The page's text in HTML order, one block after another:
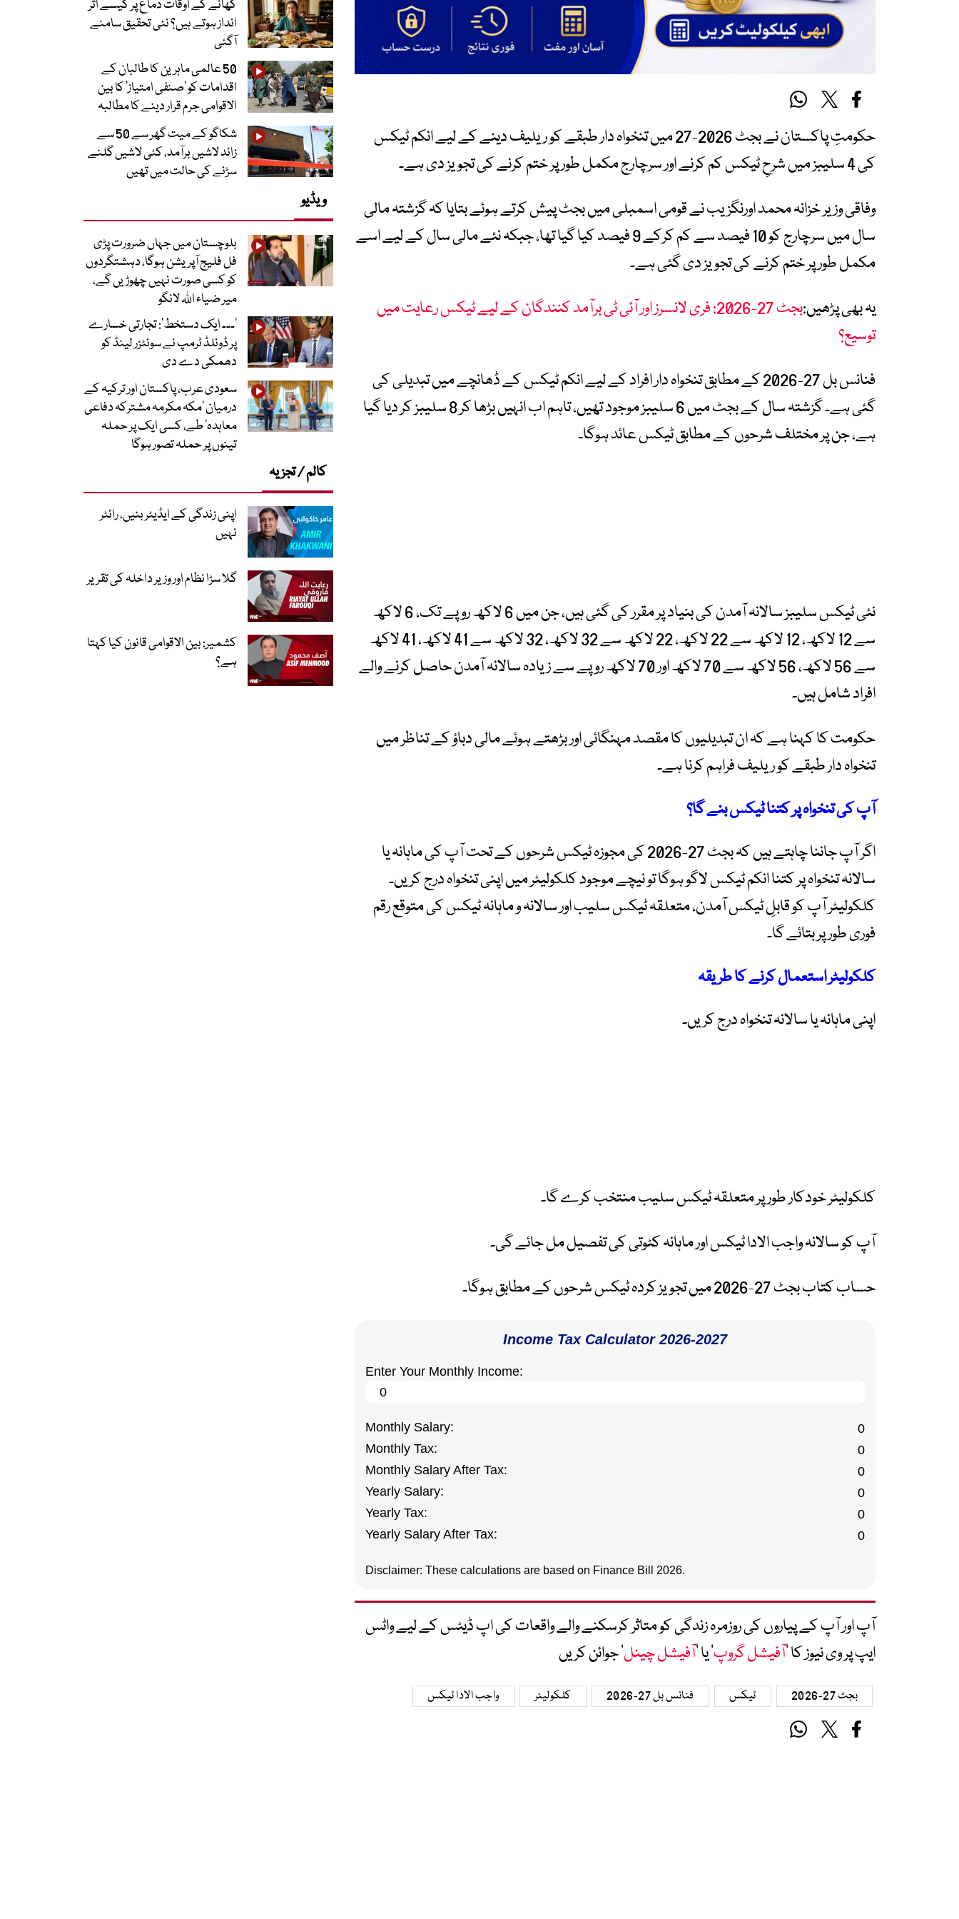
حکومتِ پاکستان نے بجٹ 2026-27 میں تنخواہ دار طبقے کو ریلیف دینے کے لیے انکم ٹیکس
کی 4 سلیبز میں شرحِ ٹیکس کم کرنے اور سرچارج مکمل طور پر ختم کرنے کی تجویز دی ہے۔
وفاقی وزیر خزانہ محمد اورنگزیب نے قومی اسمبلی میں بجٹ پیش کرتے ہوئے بتایا کہ گزشتہ مالی
سال میں سرچارج کو 10 فیصد سے کم کرکے 9 فیصد کیا گیا تھا، جبکہ نئے مالی سال کے لیے اسے
مکمل طور پر ختم کرنے کی تجویز دی گئی ہے۔
یہ بھی پڑھیں:
بجٹ 27-2026: فری لانسرز اور آئی ٹی برآمد کنندگان کے لیے ٹیکس رعایت میں
توسیع؟
فنانس بل 27-2026 کے مطابق تنخواہ دار افراد کے لیے انکم ٹیکس کے ڈھانچے میں تبدیلی کی
گئی ہے۔ گزشتہ سال کے بجٹ میں 6 سلیبز موجود تھیں، تاہم اب انہیں بڑھا کر 8 سلیبز کر دیا گیا
ہے، جن پر مختلف شرحوں کے مطابق ٹیکس عائد ہوگا۔
نئی ٹیکس سلیبز سالانہ آمدن کی بنیاد پر مقرر کی گئی ہیں، جن میں 6 لاکھ روپے تک، 6 لاکھ
سے 12 لاکھ، 12 لاکھ سے 22 لاکھ، 22 لاکھ سے 32 لاکھ، 32 لاکھ سے 41 لاکھ، 41 لاکھ
سے 56 لاکھ، 56 لاکھ سے 70 لاکھ اور 70 لاکھ روپے سے زیادہ سالانہ آمدن حاصل کرنے والے
افراد شامل ہیں۔
حکومت کا کہنا ہے کہ ان تبدیلیوں کا مقصد مہنگائی اور بڑھتے ہوئے مالی دباؤ کے تناظر میں
تنخواہ دار طبقے کو ریلیف فراہم کرنا ہے۔
آپ کی تنخواہ پر کتنا ٹیکس بنے گا؟
اگر آپ جاننا چاہتے ہیں کہ بجٹ 27-2026 کی مجوزہ ٹیکس شرحوں کے تحت آپ کی ماہانہ یا
سالانہ تنخواہ پر کتنا انکم ٹیکس لاگو ہوگا تو نیچے موجود کلکولیٹر میں اپنی تنخواہ درج کریں۔
کلکولیٹر آپ کو قابلِ ٹیکس آمدن، متعلقہ ٹیکس سلیب اور سالانہ و ماہانہ ٹیکس کی متوقع رقم
فوری طور پر بتائے گا۔
کلکولیٹر استعمال کرنے کا طریقہ
اپنی ماہانہ یا سالانہ تنخواہ درج کریں۔
کلکولیٹر خودکار طور پر متعلقہ ٹیکس سلیب منتخب کرے گا۔
آپ کو سالانہ واجب الادا ٹیکس اور ماہانہ کٹوتی کی تفصیل مل جائے گی۔
حساب کتاب بجٹ 27-2026 میں تجویز کردہ ٹیکس شرحوں کے مطابق ہوگا۔
Income Tax Calculator 2026-2027
Enter Your Monthly Income:
Monthly Salary:
0
Monthly Tax:
0
Monthly Salary After Tax:
0
Yearly Salary:
0
Yearly Tax:
0
Yearly Salary After Tax:
0
Disclaimer: These calculations are based on Finance Bill 2026.
آپ اور آپ کے پیاروں کی روزمرہ زندگی کو متاثر کرسکنے والے واقعات کی اپ ڈیٹس کے لیے واٹس
ایپ پر وی نیوز کا ’آفیشل گروپ‘ یا ’آفیشل چینل‘ جوائن کریں
بجٹ 27-2026 ٹیکس فنانس بل 27-2026 کلکولیٹر واجب الادا ٹیکس
کھانے کے اوقات دماغ پر کیسے اثر
انداز ہوتے ہیں؟ نئی تحقیق سامنے
آگئی
50 عالمی ماہرین کا طالبان کے
اقدامات کو ’صنفی امتیاز‘ کا بین
الاقوامی جرم قرار دینے کا مطالبہ
شکاگو کے میت گھر سے 50 سے
زائد لاشیں برآمد، کئی لاشیں گلنے
سڑنے کی حالت میں تھیں
ویڈیو
بلوچستان میں جہاں ضرورت پڑی
فل فلیج آپریشن ہوگا، دہشتگردوں
کو کسی صورت نہیں چھوڑیں گے،
میر ضیاء اللہ لانگو
’۔۔۔ ایک دستخط‘: تجارتی خسارے
پر ڈونلڈ ٹرمپ نے سوئٹزر لینڈ کو
دھمکی دے دی
سعودی عرب، پاکستان اور ترکیہ کے
درمیان ’مکہ مکرمہ مشترکہ دفاعی
معاہدہ‘ طے، کسی ایک پر حملہ
تینوں پر حملہ تصور ہوگا
کالم / تجزیہ
اپنی زندگی کے ایڈیٹر بنیں، رائٹر
نہیں
گلا سڑا نظام اور وزیر داخلہ کی تقریر
کشمیر: بین الاقوامی قانون کیا کہتا
ہے؟